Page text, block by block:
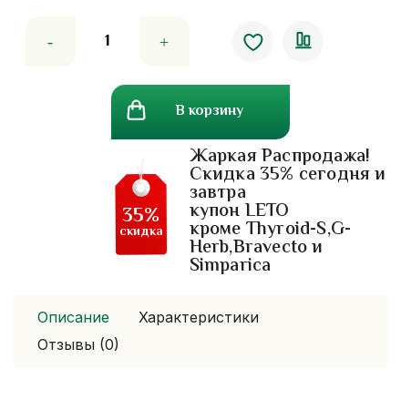
товара
В корзину
Жаркая Распродажа!
Скидка 35% сегодня и
завтра
купон LETO
кроме Thyroid-S,G-
Herb,Bravecto и
Simparica
35%
скидка
Описание
Характеристики
Отзывы (0)